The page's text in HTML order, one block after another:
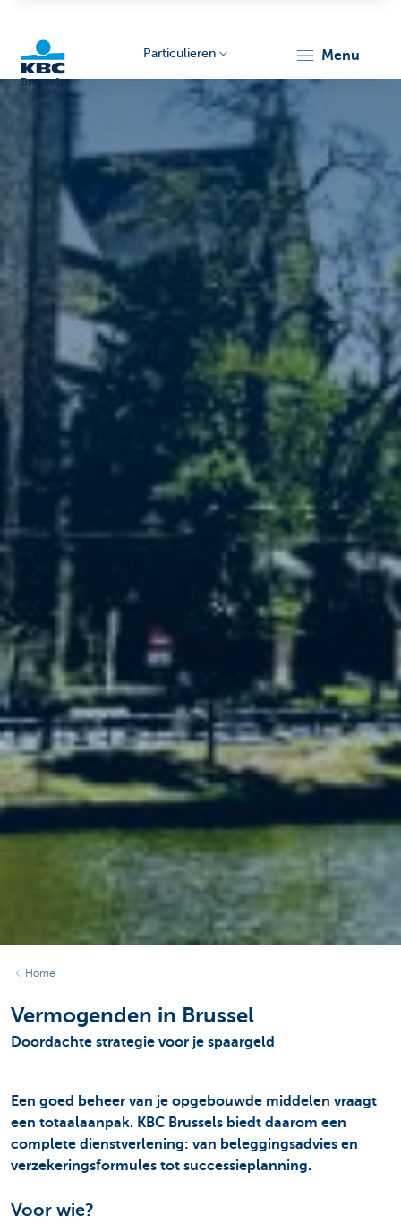
Particulieren menu
Home
Vermogenden in Brussel
Doordachte strategie voor je spaargeld
Een goed beheer van je opgebouwde middelen vraagt
een totaalaanpak. KBC Brussels biedt daarom een
complete dienstverlening: van beleggingsadvies en
verzekeringsformules tot successieplanning.
Voor wie?